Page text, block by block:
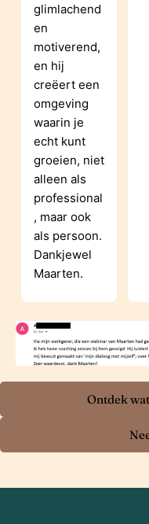
glimlachend
en
motiverend,
en hij
creëert een
omgeving
waarin je
echt kunt
groeien, niet
alleen als
professional
, maar ook
als persoon.
Dankjewel
Maarten.
Ontdek